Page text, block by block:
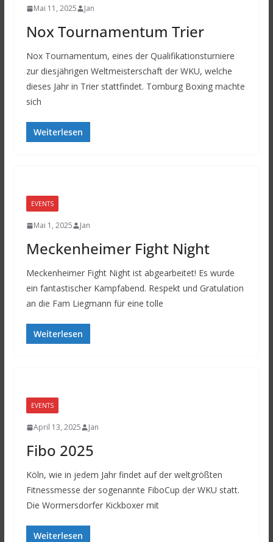
Mai 11, 2025 Jan
Nox Tournamentum Trier
Nox Tournamentum, eines der Qualifikationsturniere
zur diesjährigen Weltmeisterschaft der WKU, welche
dieses Jahr in Trier stattfindet. Tomburg Boxing machte
sich
Weiterlesen
EVENTS
Mai 1, 2025 Jan
Meckenheimer Fight Night
Meckenheimer Fight Night ist abgearbeitet! Es wurde
ein fantastischer Kampfabend. Respekt und Gratulation
an die Fam Liegmann für eine tolle
Weiterlesen
EVENTS
April 13, 2025 Jan
Fibo 2025
Köln, wie in jedem Jahr findet auf der weltgrößten
Fitnessmesse der sogenannte FiboCup der WKU statt.
Die Wormersdorfer Kickboxer mit
Weiterlesen